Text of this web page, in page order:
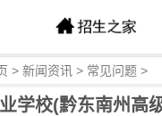
> 新闻资讯 > 常见问题 >
学校(黔东南州高